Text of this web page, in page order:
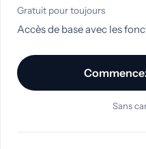
Gratuit pour toujours
Accès de base avec les
Sans